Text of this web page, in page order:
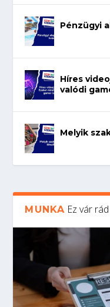
Pénzügyi
Híres
valódi
Melyik
MUNKA Ez vár